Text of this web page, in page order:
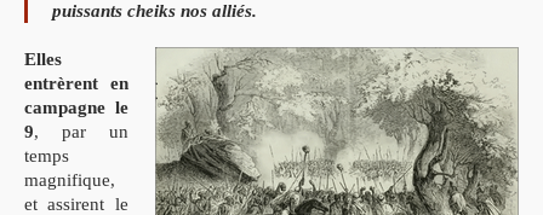
puissants cheiks nos alliés.
Elles
entrèrent en
campagne le
9, par un
temps
magnifique,
et assirent le